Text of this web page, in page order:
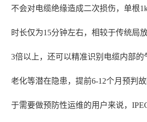
不会对电缆绝缘造成二次损伤，单根
时长仅为15分钟左右，相较于传统局
3倍以上，还可以精准识别电缆内部
老化等潜在隐患，提前6-12个月预判
于需要做预防性运维的用户来说，